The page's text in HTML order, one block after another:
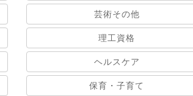
芸術その他
理工資格
ヘルスケア
保育・子育て